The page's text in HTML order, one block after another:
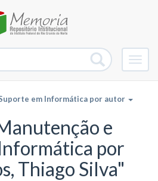
em Informática por autor
e
por
Thiago Silva"